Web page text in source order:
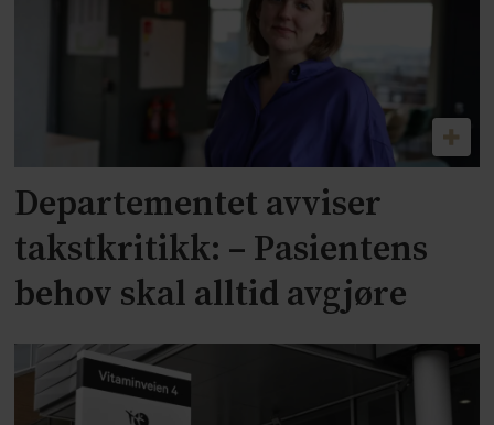
Departementet avviser
takstkritikk: – Pasientens
behov skal alltid avgjøre